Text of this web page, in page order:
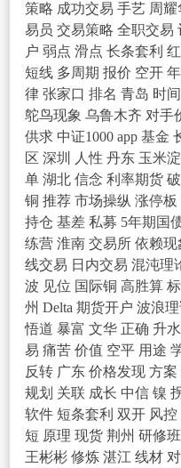
策略 成功交易 手艺 周耀
易员 交易策略 全职交易
户 弱点 滑点 长条套利
短线 多周期 报价 空开
律 张家口 排名 青岛 时间
鸵鸟现象 乌鲁木齐 对手
供求 中证1000 app 基金
区 深圳 人性 丹东 玉米
单 湖北 信念 利率期货
铜 推荐 市场操纵 涨停板
持仓 基差 私募 5年期国
练营 淮南 交易所 依赖现
线交易 日内交易 混沌理
波 见位 国际铜 高胜算
州 Delta 期货开户 波浪
悟道 暴富 文华 正确 升水
易 痛苦 价值 空平 用途
反转 广东 价格发现 方案
规划 关联 成长 中信 镍
软件 短条套利 双开 风控
短 原理 现货 荆州 研修班
王彬彬 修炼 湛江 线材